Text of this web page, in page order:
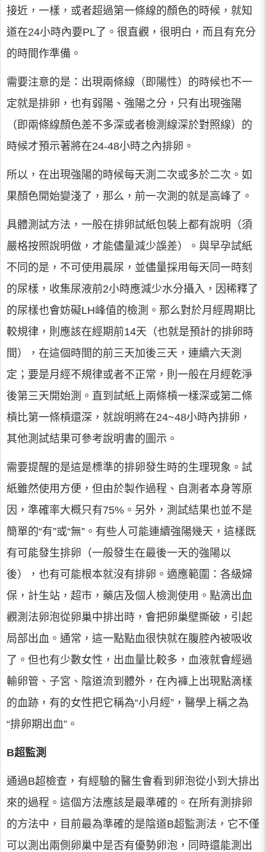
接近，一樣，或者超過第一條線的顏色的時候，就知
道在24小時內要PL了。很直觀，很明白，而且有充分
的時間作準備。
需要注意的是：出現兩條線（即陽性）的時候也不一
定就是排卵，也有弱陽、強陽之分，只有出現強陽
（即兩條線顏色差不多深或者檢測線深於對照線）的
時候才預示著將在24-48小時之內排卵。
所以，在出現強陽的時候每天測二次或多於二次。如
果顏色開始變淺了，那么，前一次測的就是高峰了。
具體測試方法，一般在排卵試紙包裝上都有說明（須
嚴格按照說明做，才能儘量減少誤差）。與早孕試紙
不同的是，不可使用晨尿，並儘量採用每天同一時刻
的尿樣，收集尿液前2小時應減少水分攝入，因稀釋了
的尿樣也會妨礙LH峰值的檢測。那么對於月經周期比
較規律，則應該在經期前14天（也就是預計的排卵時
間），在這個時間的前三天加後三天，連續六天測
定；要是月經不規律或者不正常，則一般在月經乾淨
後第三天開始測。直到試紙上兩條槓一樣深或第二條
槓比第一條槓還深，就說明將在24~48小時內排卵，
其他測試結果可參考說明書的圖示。
需要提醒的是這是標準的排卵發生時的生理現象。試
紙雖然使用方便，但由於製作過程、自測者本身等原
因，準確率大概只有75%。另外，測試結果也並不是
簡單的“有”或“無”。有些人可能連續強陽幾天，這樣既
有可能發生排卵（一般發生在最後一天的強陽以
後），也有可能根本就沒有排卵。適應範圍：各級婦
保，計生站，超市，藥店及個人檢測使用。點滴出血
觀測法卵泡從卵巢中排出時，會把卵巢壁撕破，引起
局部出血。通常，這一點點血很快就在腹腔內被吸收
了。但也有少數女性，出血量比較多，血液就會經過
輸卵管、子宮、陰道流到體外，在內褲上出現點滴樣
的血跡，有的女性把它稱為“小月經”，醫學上稱之為
“排卵期出血”。
B超監測
通過B超檢查，有經驗的醫生會看到卵泡從小到大排出
來的過程。這個方法應該是最準確的。在所有測排卵
的方法中，目前最為準確的是陰道B超監測法，它不僅
可以測出兩側卵巢中是否有優勢卵泡，同時還能測出